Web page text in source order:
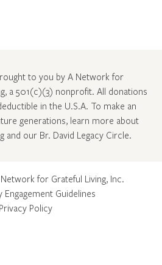
to you by A Network for
a 501(c)(3) nonprofit. All donations
in the U.S.A. To make an
generations, learn more about
and our Br. David Legacy Circle.
for Grateful Living, Inc.
Guidelines
Privacy Policy